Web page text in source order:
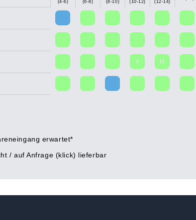
(4-6)
(6-8)
(8-10)
(10-12)
(12-14)
3 13
erwartet*
/ auf Anfrage (klick) lieferbar